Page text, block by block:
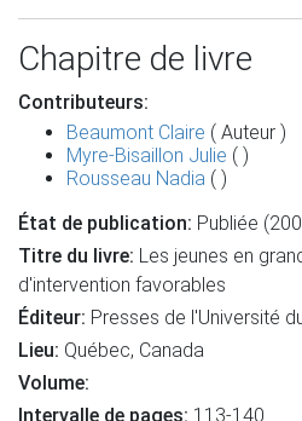
Chapitre de livre
Contributeurs:
Beaumont Claire ( Auteur )
Myre-Bisaillon Julie ( )
Rousseau Nadia ( )
État de publication: Publiée
Titre du livre: Les jeunes en
d'intervention favorables
Éditeur: Presses de l'Université
Lieu: Québec, Canada
Volume:
Intervalle de pages: 113-140